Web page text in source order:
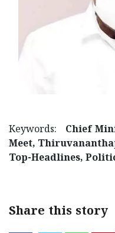
Keywords:
Chief
Meet,
Top-Headlines,
Share this story